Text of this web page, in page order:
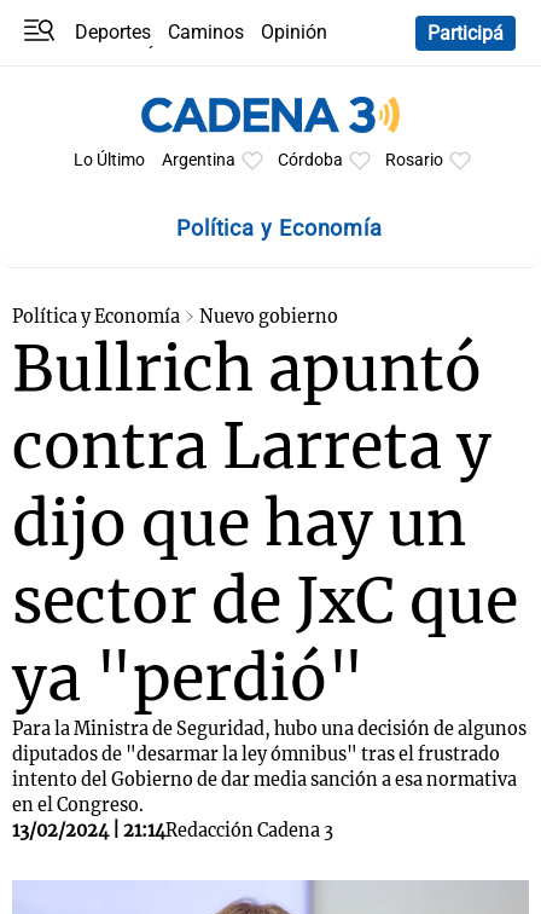
Deportes Caminos
Opinión
Participá
Lo Último Argentina Córdoba Rosario
Política y Economía
Política y Economía Nuevo gobierno
Bullrich apuntó
contra Larreta y
dijo que hay un
sector de JxC que
ya "perdió"
Para la Ministra de Seguridad, hubo una decisión de algunos
diputados de "desarmar la ley ómnibus" tras el frustrado
intento del Gobierno de dar media sanción a esa normativa
en el Congreso.
13/02/2024 | 21:14Redacción Cadena 3